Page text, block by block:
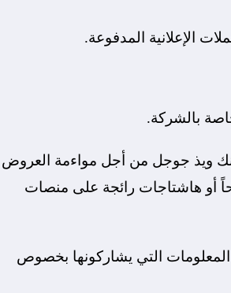
الإعلانية المدفوعة.
بالشركة.
ويذ جوجل من أجل مواءمة العروض
أو هاشتاجات رائجة على منصات
المعلومات التي يشاركونها بخصوص